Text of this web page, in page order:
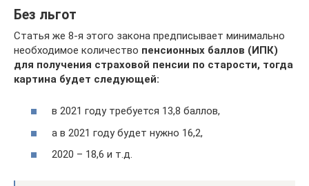
Без льгот
Статья же 8-я этого закона предписывает минимально
необходимое количество пенсионных баллов (ИПК)
для получения страховой пенсии по старости, тогда
картина будет следующей:
в 2021 году требуется 13,8 баллов,
а в 2021 году будет нужно 16,2,
2020 – 18,6 и т.д.